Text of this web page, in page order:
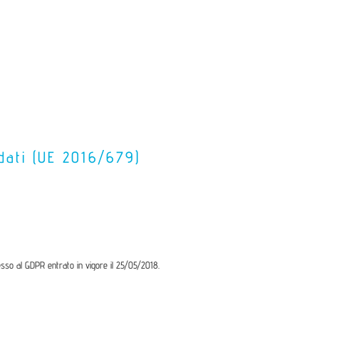
(UE 2016/679)
al GDPR entrato in vigore il 25/05/2018.